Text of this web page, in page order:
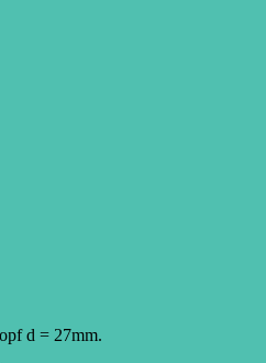
d = 27mm.